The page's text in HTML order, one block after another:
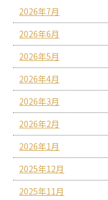
2026年7月
2026年6月
2026年5月
2026年4月
2026年3月
2026年2月
2026年1月
2025年12月
2025年11月